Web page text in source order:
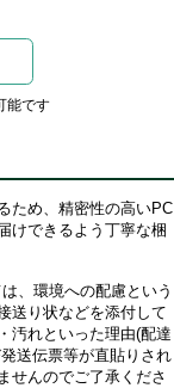
能です
ため、精密性の高いPC
けできるよう丁寧な梱
、環境への配慮という
送り状などを添付して
汚れといった理由(配達
送伝票等が直貼りされ
せんのでご了承くださ